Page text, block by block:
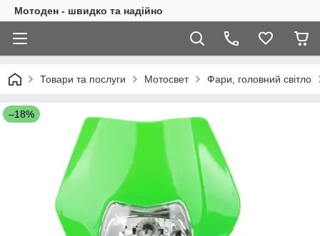
Мотоден - швидко та надійно
Товари та послуги Мотосвет Фари, головний світло
–18%